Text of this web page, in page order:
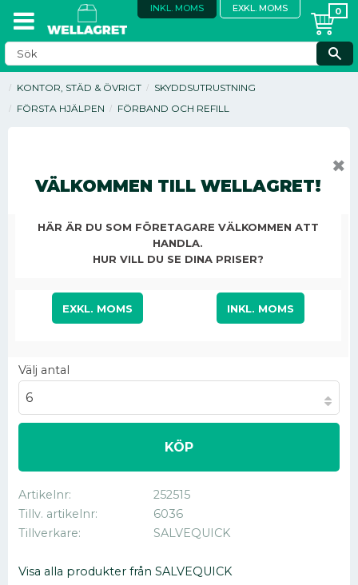
INKL. MOMS EXKL. MOMS
KONTOR, STÄD & ÖVRIGT
SKYDDSUTRUSTNING
FÖRSTA HJÄLPEN
FÖRBAND OCH REFILL
55,75
Välj antal
KÖP
Artikelnr
252515
Tillv. artikelnr
6036
Tillverkare
SALVEQUICK
Visa alla produkter från SALVEQUICK
VÄLKOMMEN TILL WELLAGRET!
HÄR ÄR DU SOM FÖRETAGARE VÄLKOMMEN ATT
HANDLA.
HUR VILL DU SE DINA PRISER?
EXKL. MOMS INKL. MOMS
✖